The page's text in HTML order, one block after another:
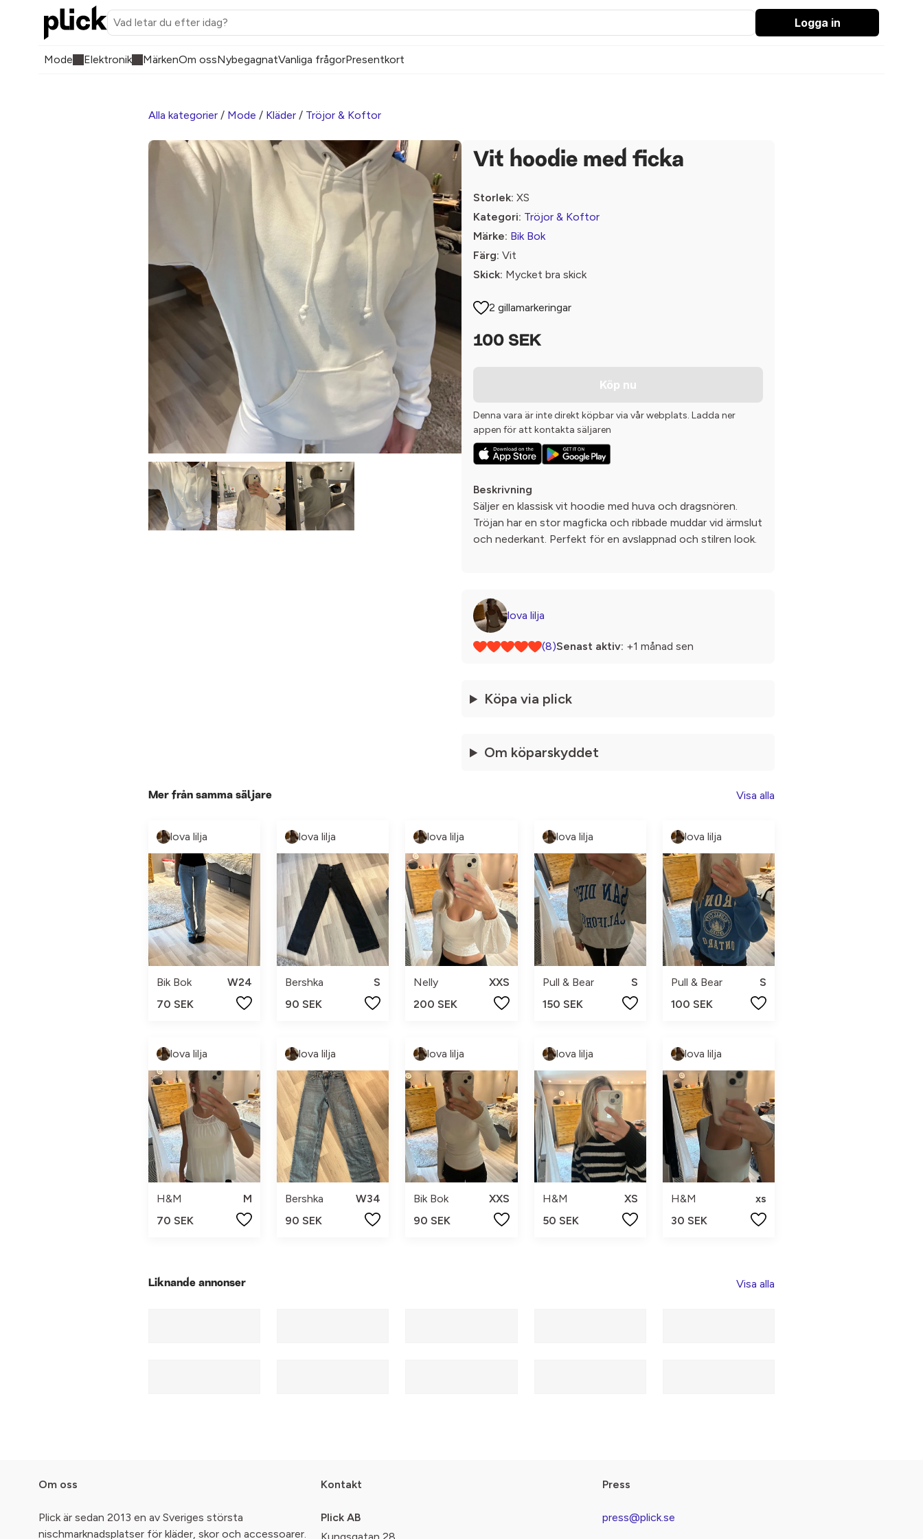
Logga in
Mode Elektronik MärkenOm ossNybegagnatVanliga frågorPresentkort
Alla kategorier / Mode / Kläder / Tröjor & Koftor
Vit hoodie med ficka
Storlek: XS
Kategori: Tröjor & Koftor
Märke: Bik Bok
Färg: Vit
Skick: Mycket bra skick
2 gillamarkeringar
100 SEK
Köp nu
Denna vara är inte direkt köpbar via vår webplats. Ladda ner
appen för att kontakta säljaren
Beskrivning
Säljer en klassisk vit hoodie med huva och dragsnören.
Tröjan har en stor magficka och ribbade muddar vid ärmslut
och nederkant. Perfekt för en avslappnad och stilren look.
lova lilja
(8)Senast aktiv: +1 månad sen
Köpa via plick
Om köparskyddet
Mer från samma säljare Visa alla
lova lilja
Bik Bok
W24
70 SEK
lova lilja
Bershka
S
90 SEK
lova lilja
Nelly
XXS
200 SEK
lova lilja
Pull & Bear
S
150 SEK
lova lilja
Pull & Bear
S
100 SEK
lova lilja
H&M
M
70 SEK
lova lilja
Bershka
W34
90 SEK
lova lilja
Bik Bok
XXS
90 SEK
lova lilja
H&M
XS
50 SEK
lova lilja
H&M
xs
30 SEK
Liknande annonser Visa alla
Om oss
Plick är sedan 2013 en av Sveriges största
nischmarknadsplatser för kläder, skor och accessoarer.
Kontakt
Plick AB
Press
press@plick.se